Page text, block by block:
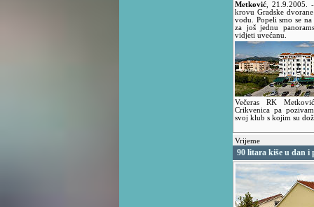
Metković ,21.9.2005.
krovu Gradske
vodu. Popeli smo se
za još jednu
vidjeti uvećanu.
Večeras RK
Crikvenica pa
svoj klub s kojim su
Vrijeme
90 litara kiše u dan i